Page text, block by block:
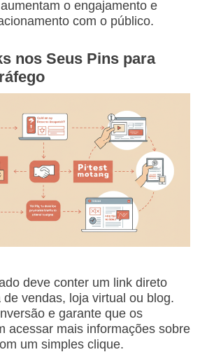
o engajamento e
com o público.
nos Seus Pins para
deve conter um link direto
vendas, loja virtual ou blog.
e garante que os
acessar mais informações sobre
um simples clique.